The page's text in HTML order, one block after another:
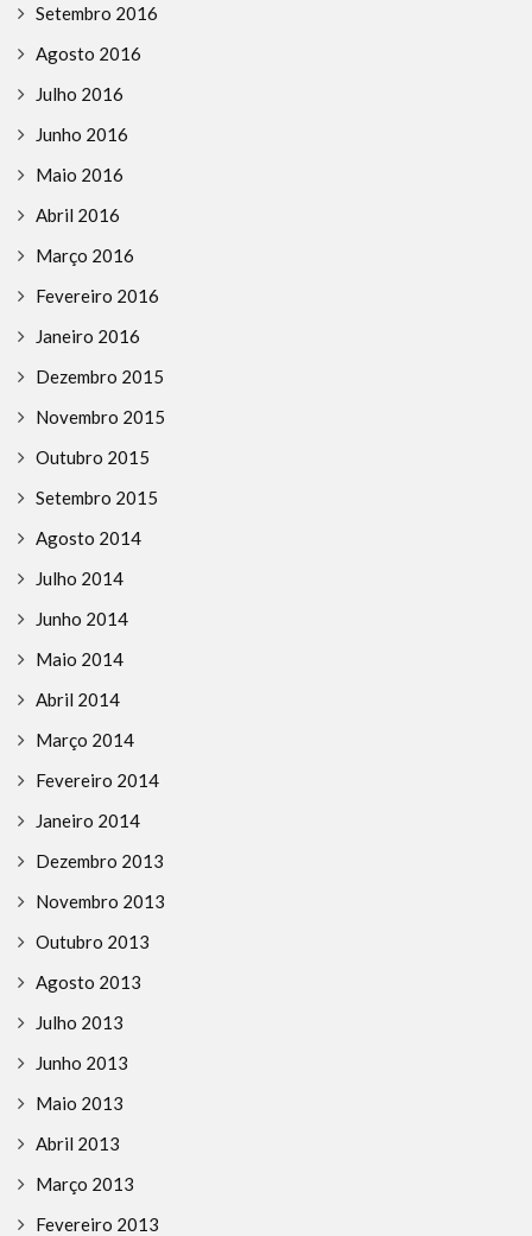
Setembro 2016
Agosto 2016
Julho 2016
Junho 2016
Maio 2016
Abril 2016
Março 2016
Fevereiro 2016
Janeiro 2016
Dezembro 2015
Novembro 2015
Outubro 2015
Setembro 2015
Agosto 2014
Julho 2014
Junho 2014
Maio 2014
Abril 2014
Março 2014
Fevereiro 2014
Janeiro 2014
Dezembro 2013
Novembro 2013
Outubro 2013
Agosto 2013
Julho 2013
Junho 2013
Maio 2013
Abril 2013
Março 2013
Fevereiro 2013